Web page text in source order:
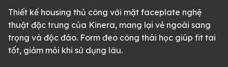
Thiết kế housing thủ công với mặt faceplate nghệ
thuật đặc trưng của Kinera, mang lại vẻ ngoài sang
trọng và độc đáo. Form đeo công thái học giúp fit tai
tốt, giảm mỏi khi sử dụng lâu.